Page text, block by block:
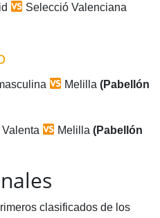
Selecció Valenciana
Melilla (Pabellón
Melilla (Pabellón
clasificados de los